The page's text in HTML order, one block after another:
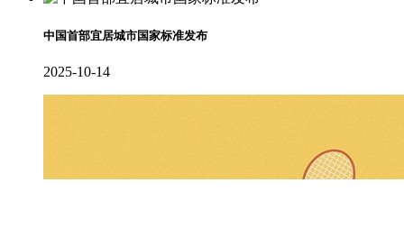
中国首部宜居城市国家标准发布
2025-10-14